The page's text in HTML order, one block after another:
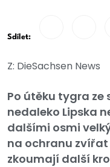
Sdílet:
Z: DieSachsen News
Po útěku tygra ze
nedaleko Lipska
dalšími osmi
na ochranu
zkoumají další